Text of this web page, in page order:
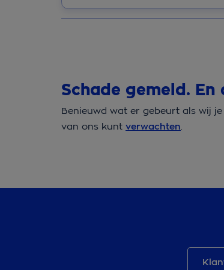
Schade gemeld. En
Benieuwd wat er gebeurt als wij
van ons kunt verwachten.